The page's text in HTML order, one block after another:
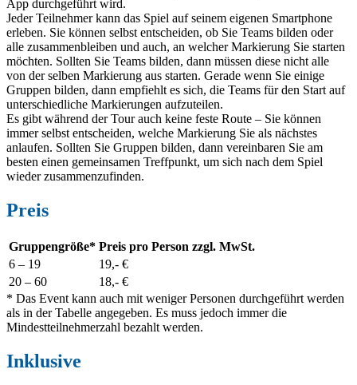
App durchgeführt wird.
Jeder Teilnehmer kann das Spiel auf seinem eigenen Smartphone
erleben. Sie können selbst entscheiden, ob Sie Teams bilden oder
alle zusammenbleiben und auch, an welcher Markierung Sie starten
möchten. Sollten Sie Teams bilden, dann müssen diese nicht alle
von der selben Markierung aus starten. Gerade wenn Sie einige
Gruppen bilden, dann empfiehlt es sich, die Teams für den Start auf
unterschiedliche Markierungen aufzuteilen.
Es gibt während der Tour auch keine feste Route – Sie können
immer selbst entscheiden, welche Markierung Sie als nächstes
anlaufen. Sollten Sie Gruppen bilden, dann vereinbaren Sie am
besten einen gemeinsamen Treffpunkt, um sich nach dem Spiel
wieder zusammenzufinden.
Preis
Gruppengröße* Preis pro Person zzgl. MwSt.
6 – 19
19,- €
20 – 60
18,- €
* Das Event kann auch mit weniger Personen durchgeführt werden
als in der Tabelle angegeben. Es muss jedoch immer die
Mindestteilnehmerzahl bezahlt werden.
Inklusive